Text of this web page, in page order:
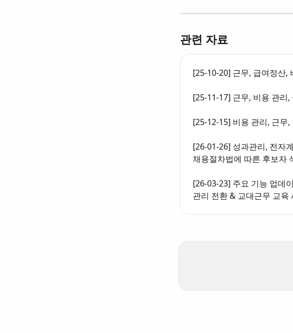
관련 자료
[25-10-20] 근무, 급여정산,
[25-11-17] 근무, 비용 관리
[25-12-15] 비용 관리, 근무
[26-01-26] 성과관리, 전자
채용절차법에 따른 후보자
[26-03-23] 주요 기능 업데
관리 전환 & 교대근무 교